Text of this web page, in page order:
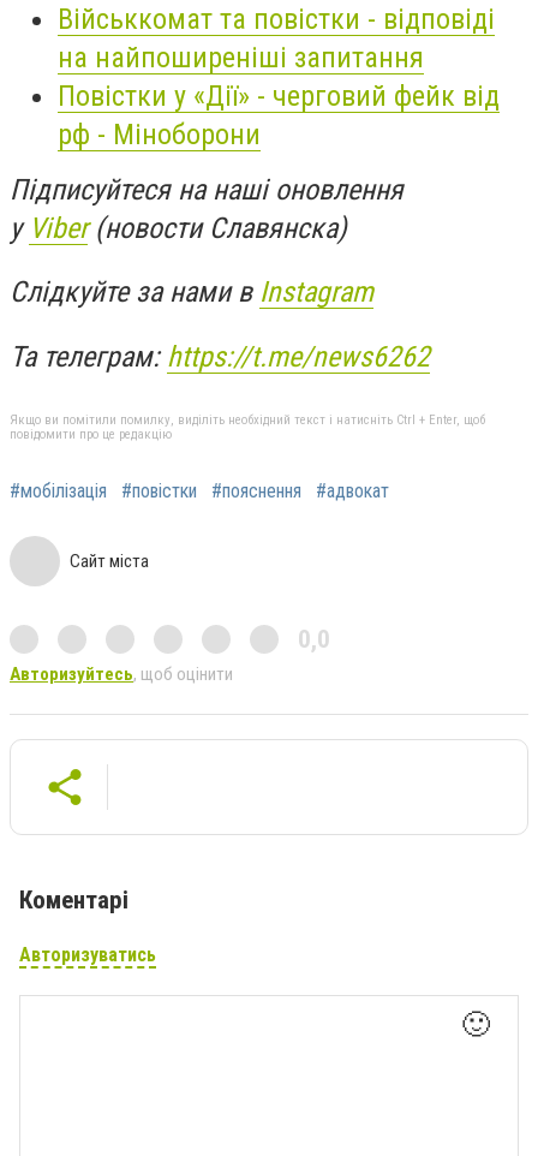
Військкомат та повістки - відповіді
на найпоширеніші запитання
Повістки у «Дії» - черговий фейк від
рф - Міноборони
Підписуйтеся на наші оновлення
у Viber(новости Славянска)
Слідкуйте за нами в Instagram
Та телеграм:https://t.me/news6262
Якщо ви помітили помилку, виділіть необхідний текст і натисніть Ctrl + Enter, щоб
повідомити про це редакцію
#мобілізація #повістки #пояснення #адвокат
Сайт міста
0,0
Авторизуйтесь, щоб оцінити
Коментарі
Авторизуватись
🙂